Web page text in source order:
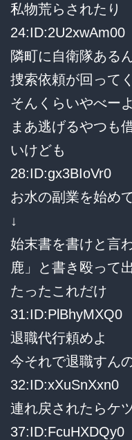
私物荒らされたり
24:ID:2U2xwAm00
隣町に自衛隊ある
捜索依頼が回って
そんくらいやべーよ
まあ逃げるやつも
いけども
28:ID:gx3BIoVr0
お水の副業を始め
↓
始末書を書けと言
鹿」と書き殴って
たったこれだけ
31:ID:PlBhyMXQ0
退職代行頼めよ
今それで退職すん
32:ID:xXuSnXxn0
連れ戻されたらケ
37:ID:FcuHXDQy0